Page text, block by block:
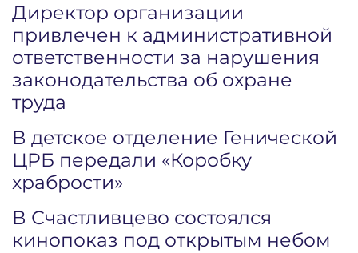
Директор организации
привлечен к административной
ответственности за нарушения
законодательства об охране
труда
В детское отделение Генической
ЦРБ передали «Коробку
храбрости»
В Счастливцево состоялся
кинопоказ под открытым небом